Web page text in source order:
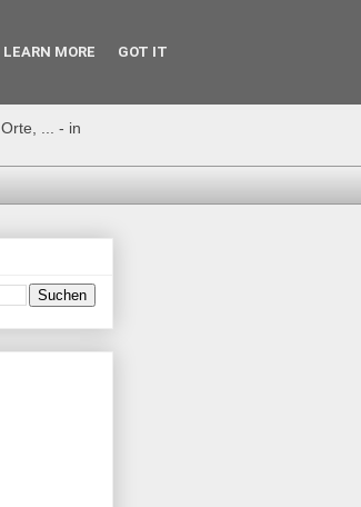
... - in
LEARN MORE GOT IT